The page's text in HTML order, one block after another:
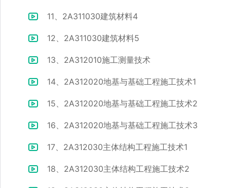
11、2A311030建筑材料4
12、2A311030建筑材料5
13、2A312010施工测量技术
14、2A312020地基与基础工程施工技术1
15、2A312020地基与基础工程施工技术2
16、2A312020地基与基础工程施工技术3
17、2A312030主体结构工程施工技术1
18、2A312030主体结构工程施工技术2